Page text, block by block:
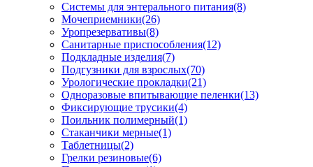
Системы для энтерального питания(8)
Мочеприемники(26)
Уропрезервативы(8)
Санитарные приспособления(12)
Подкладные изделия(7)
Подгузники для взрослых(70)
Урологические прокладки(21)
Одноразовые впитывающие пеленки(13)
Фиксирующие трусики(4)
Поильник полимерный(1)
Стаканчики мерные(1)
Таблетницы(2)
Грелки резиновые(6)